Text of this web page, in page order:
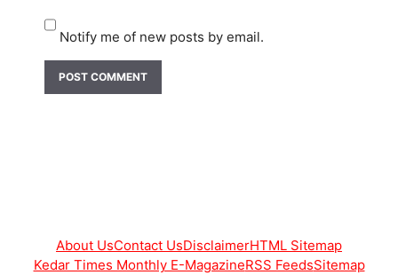
Notify me of new posts by email.
About UsContact UsDisclaimerHTML Sitemap
Kedar Times Monthly E-MagazineRSS FeedsSitemap